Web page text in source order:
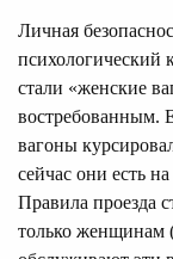
Личная
психологический
стали «женские
востребованным.
вагоны
сейчас они есть
Правила проезда
только женщинам